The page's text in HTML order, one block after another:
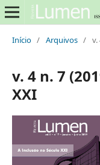
Início / Arquivos / v.
v. 4 n. 7
XXI